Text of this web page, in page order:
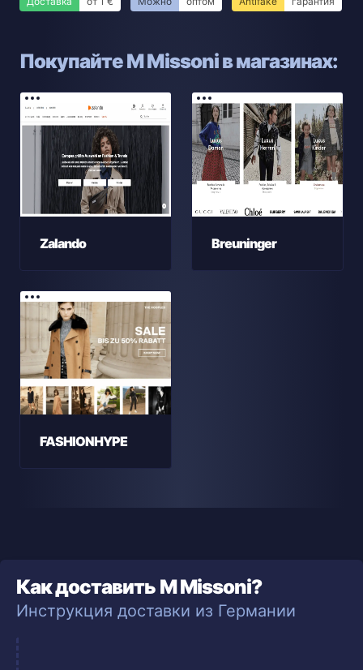
Покупайте M Missoni в магазинах:
Zalando Breuninger
FASHIONHYPE
Как доставить M Missoni?
Инструкция доставки из Германии